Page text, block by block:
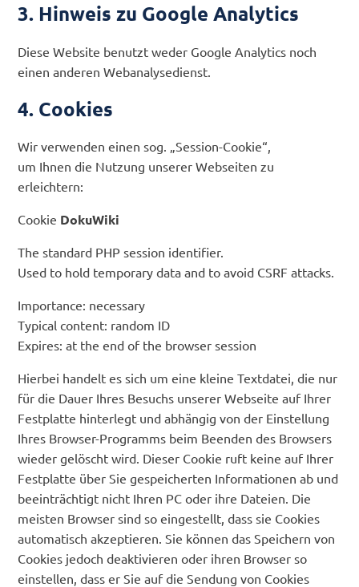
3. Hinweis zu Google Analytics
Diese Website benutzt weder Google Analytics noch
einen anderen Webanalysedienst.
4. Cookies
Wir verwenden einen sog. „Session-Cookie“
um Ihnen die Nutzung unserer Webseiten zu
erleichtern:
Cookie DokuWiki
The standard PHP session identifier.
Used to hold temporary data and to avoid CSRF attacks.
Importance: necessary
Typical content: random ID
Expires: at the end of the browser session
Hierbei handelt es sich um eine kleine Textdatei, die nur
für die Dauer Ihres Besuchs unserer Webseite auf Ihrer
Festplatte hinterlegt und abhängig von der Einstellung
Ihres Browser-Programms beim Beenden des Browsers
wieder gelöscht wird. Dieser Cookie ruft keine auf Ihrer
Festplatte über Sie gespeicherten Informationen ab und
beeinträchtigt nicht Ihren PC oder ihre Dateien. Die
meisten Browser sind so eingestellt, dass sie Cookies
automatisch akzeptieren. Sie können das Speichern von
Cookies jedoch deaktivieren oder ihren Browser so
einstellen, dass er Sie auf die Sendung von Cookies